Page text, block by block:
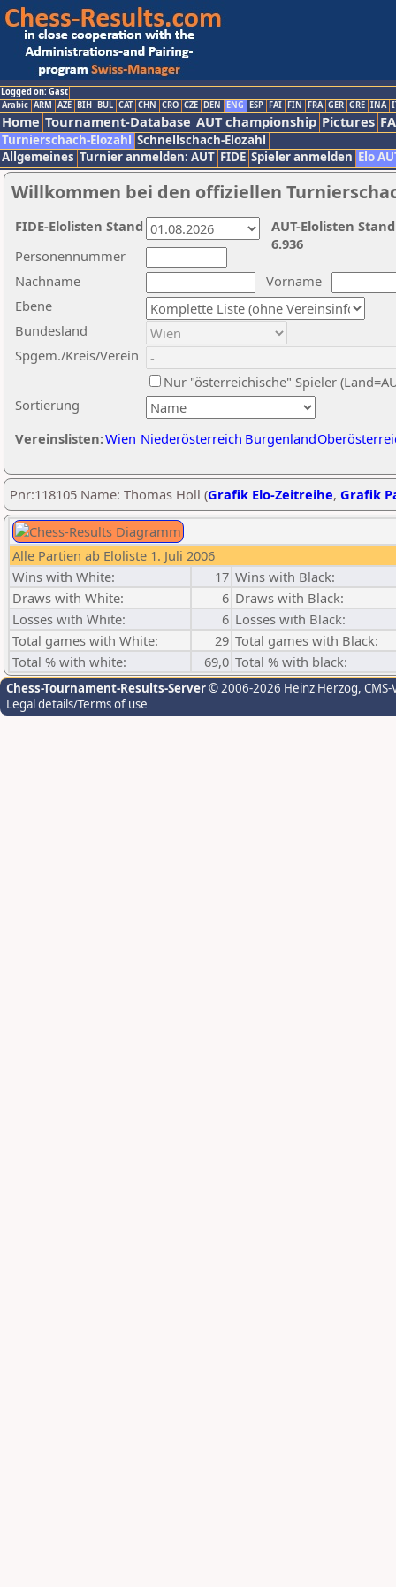
Logged on: Gast
Arabic ARM AZE BIH BUL CAT CHN CRO CZE DEN ENG ESP FAI FIN FRA GER GRE INA
Home Tournament-Database AUT championship Pictures
Turnierschach-Elozahl Schnellschach-Elozahl
Allgemeines Turnier anmelden: AUT FIDE Spieler anmelden Elo
Willkommen bei den offiziellen
Nachname
Vorname
Ebene
Sortierung
Personennummer
Bundesland
Spgem./Kreis/Verein
Nur "österreichische" Spieler
Vereinslisten:Wien Niederösterreich Burgenland
AUT-Elolisten
6.936
FIDE-Elolisten Stand
Pnr:118105 Name: Thomas Holl (Grafik Elo-Zeitreihe, Grafik
Alle Partien ab Eloliste 1. Juli 2006
Wins with White:
17 Wins with Black:
Draws with White:
6 Draws with Black:
Losses with White:
6 Losses with Black:
Total games with White:
29 Total games with Black:
Total % with white:
69,0 Total % with black:
Chess-Tournament-Results-Server© 2006-2026 Heinz Herzog,
Legal details/Terms of use